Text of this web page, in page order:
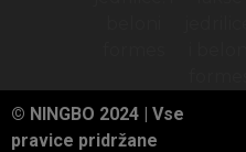
© NINGBO 2024 | Vse
pravice pridržane